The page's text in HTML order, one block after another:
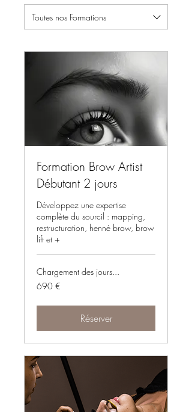
Toutes nos Formations
Formation Brow Artist
Débutant 2 jours
Développez une expertise
complète du sourcil : mapping,
restructuration, henné brow, brow
lift et +
Chargement des jours...
690
euros
690 €
Réserver